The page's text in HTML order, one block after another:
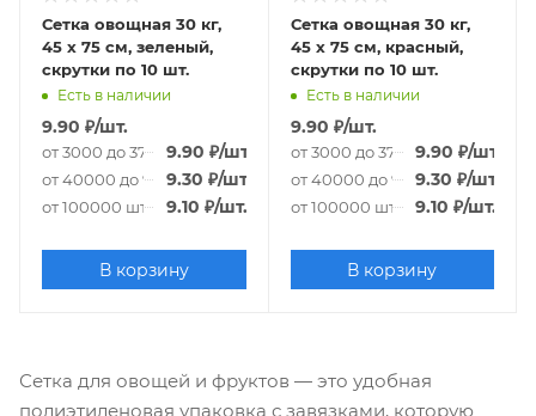
Сетка овощная 30 кг,
45 х 75 см, зеленый,
скрутки по 10 шт.
Есть в наличии
9.90 ₽/шт.
от 3000 до 37000 шт.
9.90 ₽/шт.
от 40000 до 97000 шт.
9.30 ₽/шт.
от 100000 шт. 9.10 ₽/шт.
В корзину
Сетка овощная 30 кг,
45 х 75 см, красный,
скрутки по 10 шт.
Есть в наличии
9.90 ₽/шт.
от 3000 до 37000 шт.
9.90 ₽/шт.
от 40000 до 97000 шт.
9.30 ₽/шт.
от 100000 шт. 9.10 ₽/шт.
В корзину
Сетка для овощей и фруктов — это удобная
полиэтиленовая упаковка с завязками, которую